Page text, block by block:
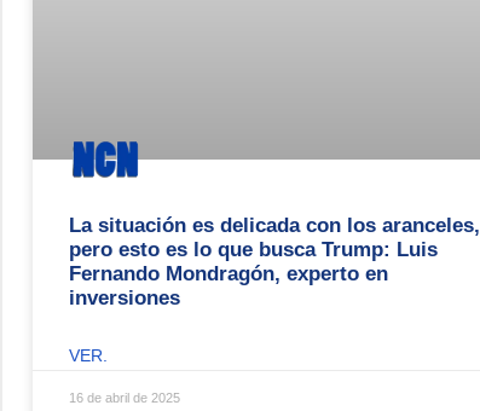
La situación es delicada con los aranceles,
pero esto es lo que busca Trump: Luis
Fernando Mondragón, experto en
inversiones
VER.
16 de abril de 2025